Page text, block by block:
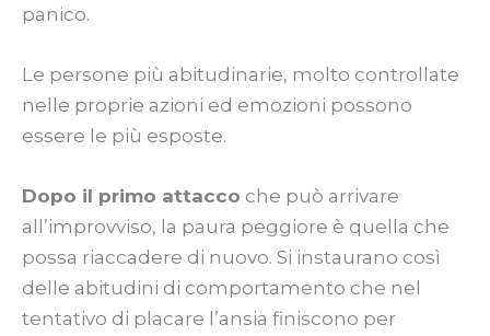
panico.
Le persone più abitudinarie, molto controllate
nelle proprie azioni ed emozioni possono
essere le più esposte.
Dopo il primo attacco che può arrivare
all’improvviso, la paura peggiore è quella che
possa riaccadere di nuovo. Si instaurano così
delle abitudini di comportamento che nel
tentativo di placare l’ansia finiscono per